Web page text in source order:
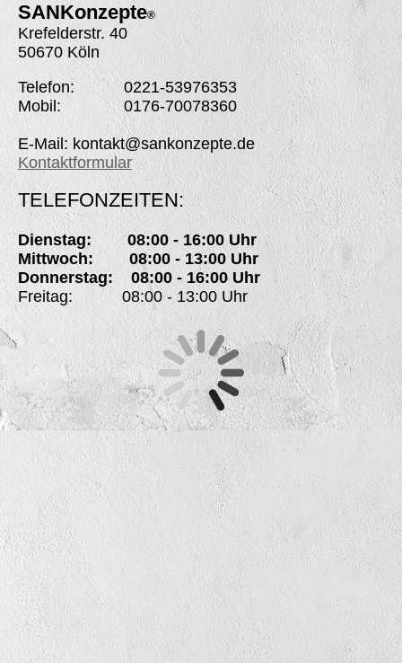
SANKonzepte®
Krefelderstr. 40
50670 Köln
Telefon: 0221-53976353
Mobil: 0176-70078360
E-Mail: kontakt@sankonzepte.de
Kontaktformular
TELEFONZEITEN:
Dienstag: 08:00 - 16:00 Uhr
Mittwoch: 08:00 - 13:00 Uhr
Donnerstag: 08:00 - 16:00 Uhr
Freitag: 08:00 - 13:00 Uhr